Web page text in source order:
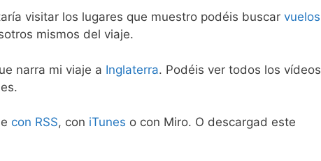
visitar los lugares que muestro podéis buscar vuelos
mismos del viaje.
narra mi viaje a Inglaterra. Podéis ver todos los vídeos
con RSS, con iTunes o con Miro. O descargad este